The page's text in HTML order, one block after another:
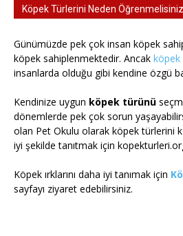
Köpek Türlerini Neden
Günümüzde pek çok insan köpek
köpek sahiplenmektedir. Ancak köpek
insanlarda olduğu gibi kendine özgü
Kendinize uygun köpek türünü
dönemlerde pek çok sorun
olan Pet Okulu olarak köpek türlerini
iyi şekilde tanıtmak için
Köpek ırklarını daha iyi tanımak için
sayfayı ziyaret edebilirsiniz.